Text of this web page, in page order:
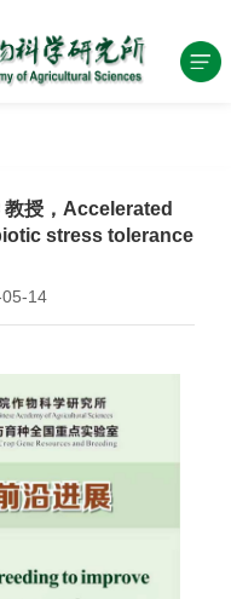
教授，Accelerated
stress tolerance
14